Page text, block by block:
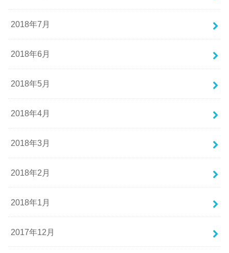
2018年7月
2018年6月
2018年5月
2018年4月
2018年3月
2018年2月
2018年1月
2017年12月